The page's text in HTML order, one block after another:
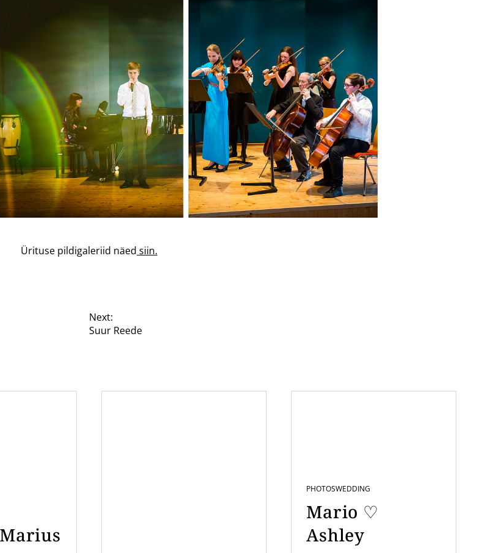
Ürituse pildigaleriid näed siin.
Next:
Suur Reede
PHOTOSWEDDING
Mario ♡
Ashley